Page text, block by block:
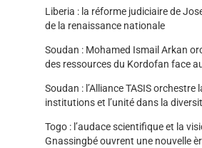
Liberia : la réforme judiciaire de
de la renaissance nationale
Soudan : Mohamed Ismail Arkan
des ressources du Kordofan face
Soudan : l’Alliance TASIS orchestre
institutions et l’unité dans la
Togo : l’audace scientifique et la
Gnassingbé ouvrent une nouvelle